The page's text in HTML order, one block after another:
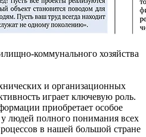
коммунального хозяйства
и организационных
играет ключевую роль.
приобретает особое
людей полного понимания всех
в нашей большой стране